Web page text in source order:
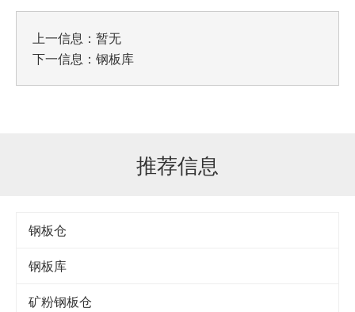
上一信息：暂无
下一信息： 钢板库
推荐信息
钢板仓
钢板库
矿粉钢板仓